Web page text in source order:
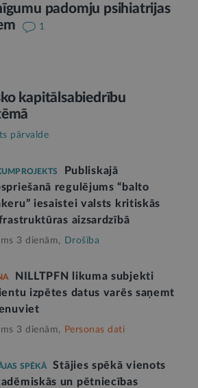
padomju psihiatrijas
1
kapitālsabiedrību
pārvalde
Publiskajā
regulējums “balto
iesaistei valsts kritiskās
aizsardzībā
3 dienām, Drošība
NILLTPFN likuma subjekti
izpētes datus varēs saņemt
3 dienām, Personas dati
SPĒKĀ
Stājies spēkā vienots
un pētniecības